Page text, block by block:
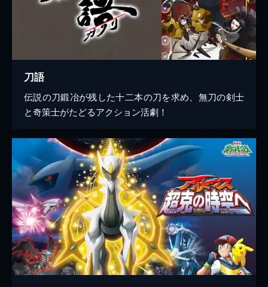
刀語
伝説の刀鍛冶が残した十二本の刀を求め、無刀の剣士
と奇策士がたどるアクション活劇！